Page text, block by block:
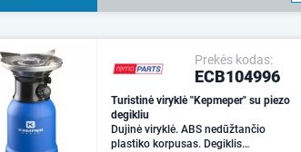
Prekės kodas:
ECB104996
Turistinė viryklė "Kepmeper" su piezo
degikliu
Dujinė viryklė. ABS nedūžtančio
plastiko korpusas. Degiklis